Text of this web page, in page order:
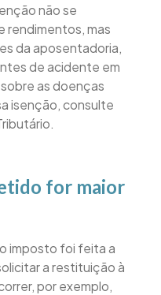
não se
rendimentos, mas
da aposentadoria,
de acidente em
as doenças
isenção, consulte
for maior
imposto foi feita a
a restituição à
por exemplo,